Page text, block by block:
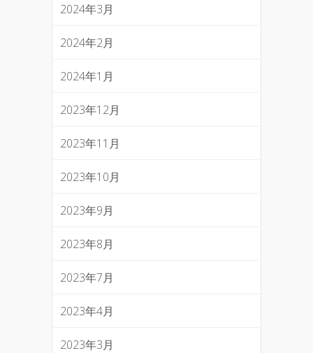
2024年3月
2024年2月
2024年1月
2023年12月
2023年11月
2023年10月
2023年9月
2023年8月
2023年7月
2023年4月
2023年3月